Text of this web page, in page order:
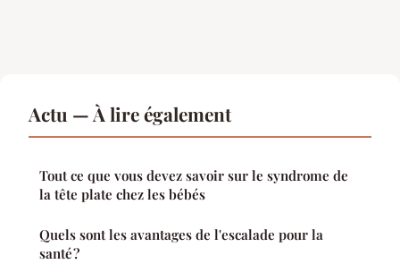
Actu — À lire également
Tout ce que vous devez savoir sur le syndrome de
la tête plate chez les bébés
Quels sont les avantages de l'escalade pour la
santé ?